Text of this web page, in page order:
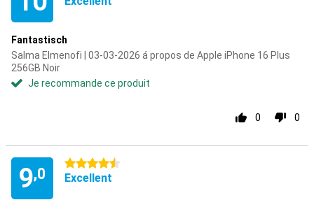
Fantastisch
Salma Elmenofi | 03-03-2026 á propos de Apple iPhone 16 Plus
256GB Noir
Je recommande ce produit
0 0
9,0
4.5 étoiles
Excellent